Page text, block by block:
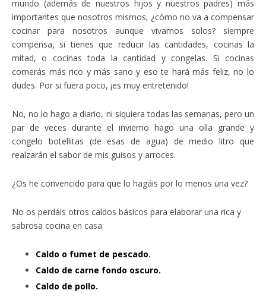
mundo (además de nuestros hijos y nuestros padres) más
importantes que nosotros mismos, ¿cómo no va a compensar
cocinar para nosotros aunque vivamos solos? siempre
compensa, si tienes que reducir las cantidades, cocinas la
mitad, o cocinas toda la cantidad y congelas. Si cocinas
comerás más rico y más sano y eso te hará más feliz, no lo
dudes. Por si fuera poco, ¡es muy entretenido!
No, no lo hago a diario, ni siquiera todas las semanas, pero un
par de veces durante el invierno hago una olla grande y
congelo botellitas (de esas de agua) de medio litro que
realzarán el sabor de mis guisos y arroces.
¿Os he convencido para que lo hagáis por lo menos una vez?
No os perdáis otros caldos básicos para elaborar una rica y
sabrosa cocina en casa:
Caldo o fumet de pescado.
Caldo de carne fondo oscuro.
Caldo de pollo.